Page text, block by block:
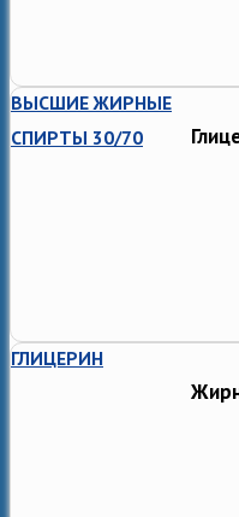
ВЫСШИЕ ЖИРНЫЕ
СПИРТЫ 30/70
ГЛИЦЕРИН